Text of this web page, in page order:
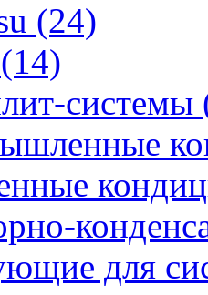
(24)
системы
для